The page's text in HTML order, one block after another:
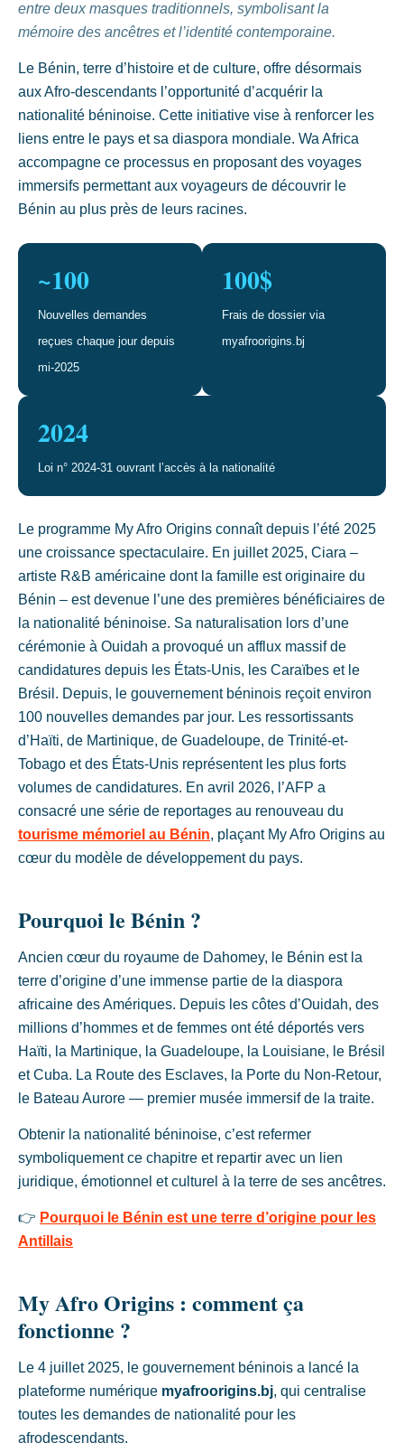
entre deux masques traditionnels, symbolisant la
mémoire des ancêtres et l’identité contemporaine.
Le Bénin, terre d’histoire et de culture, offre désormais
aux Afro-descendants l’opportunité d’acquérir la
nationalité béninoise. Cette initiative vise à renforcer les
liens entre le pays et sa diaspora mondiale. Wa Africa
accompagne ce processus en proposant des voyages
immersifs permettant aux voyageurs de découvrir le
Bénin au plus près de leurs racines.
~100
Nouvelles demandes
reçues chaque jour depuis
mi-2025
100$
Frais de dossier via
myafroorigins.bj
2024
Loi n° 2024-31 ouvrant l’accès à la nationalité
Le programme My Afro Origins connaît depuis l’été 2025
une croissance spectaculaire. En juillet 2025, Ciara –
artiste R&B américaine dont la famille est originaire du
Bénin – est devenue l’une des premières bénéficiaires de
la nationalité béninoise. Sa naturalisation lors d’une
cérémonie à Ouidah a provoqué un afflux massif de
candidatures depuis les États-Unis, les Caraïbes et le
Brésil. Depuis, le gouvernement béninois reçoit environ
100 nouvelles demandes par jour. Les ressortissants
d’Haïti, de Martinique, de Guadeloupe, de Trinité-et-
Tobago et des États-Unis représentent les plus forts
volumes de candidatures. En avril 2026, l’AFP a
consacré une série de reportages au renouveau du
tourisme mémoriel au Bénin, plaçant My Afro Origins au
cœur du modèle de développement du pays.
Pourquoi le Bénin ?
Ancien cœur du royaume de Dahomey, le Bénin est la
terre d’origine d’une immense partie de la diaspora
africaine des Amériques. Depuis les côtes d’Ouidah, des
millions d’hommes et de femmes ont été déportés vers
Haïti, la Martinique, la Guadeloupe, la Louisiane, le Brésil
et Cuba. La Route des Esclaves, la Porte du Non-Retour,
le Bateau Aurore — premier musée immersif de la traite.
Obtenir la nationalité béninoise, c’est refermer
symboliquement ce chapitre et repartir avec un lien
juridique, émotionnel et culturel à la terre de ses ancêtres.
👉 Pourquoi le Bénin est une terre d’origine pour les
Antillais
My Afro Origins : comment ça
fonctionne ?
Le 4 juillet 2025, le gouvernement béninois a lancé la
plateforme numérique myafroorigins.bj, qui centralise
toutes les demandes de nationalité pour les
afrodescendants.